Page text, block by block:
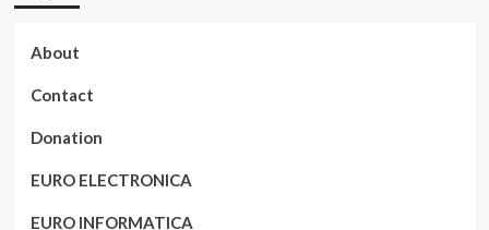
About
Contact
Donation
EURO ELECTRONICA
EURO INFORMATICA